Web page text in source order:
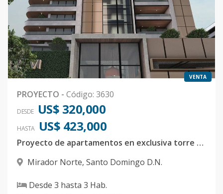
VENTA
PROYECTO - Código: 3630
DESDE US$ 320,000
HASTA US$ 423,000
Proyecto de apartamentos en exclusiva torre familiar
Mirador Norte, Santo Domingo D.N.
Desde 3 hasta 3 Hab.